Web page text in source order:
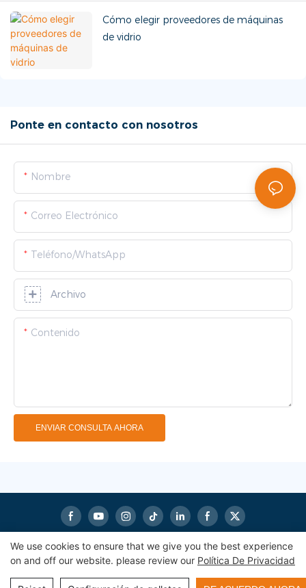
Cómo elegir proveedores de máquinas
de vidrio
Ponte en contacto con nosotros
Nombre
Correo Electrónico
Teléfono/WhatsApp
Archivo
Contenido
ENVIAR CONSULTA AHORA
Derechos de autor© 2024eworldmachinery.com|Mapa del
sitio
Política de privacidad
We use cookies to ensure that we give you the best experience
on and off our website. please review our Política De Privacidad